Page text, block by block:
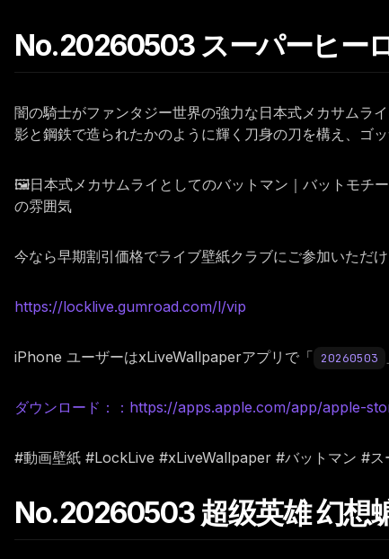
No.20260503 スーパーヒー
闇の騎士がファンタジー世界の強力な日本式メカサムラ
影と鋼鉄で造られたかのように輝く刀身の刀を構え、ゴ
🖼️日本式メカサムライとしてのバットマン｜バットモチ
の雰囲気
今なら早期割引価格でライブ壁紙クラブにご参加いただ
https://locklive.gumroad.com/l/vip
iPhone ユーザーはxLiveWallpaperアプリで「 20260503
ダウンロード：：https://apps.apple.com/app/apple-
#動画壁紙 #LockLive #xLiveWallpaper #バットマン #
No.20260503 超级英雄 幻想